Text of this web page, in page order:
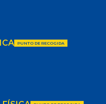
PUNTO DE RECOGIDA